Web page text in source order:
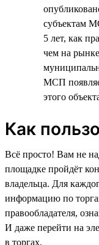
субъектам
5 лет, как
чем на
МСП
этого
Как
Всё просто! Вам не
площадке пройдёт
владельца. Для
информацию по
правообладателя,
И даже перейти на
в торгах.